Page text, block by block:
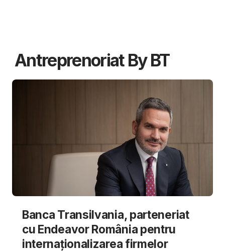
Antreprenoriat By BT
Banca Transilvania, parteneriat
cu Endeavor România pentru
internaționalizarea firmelor